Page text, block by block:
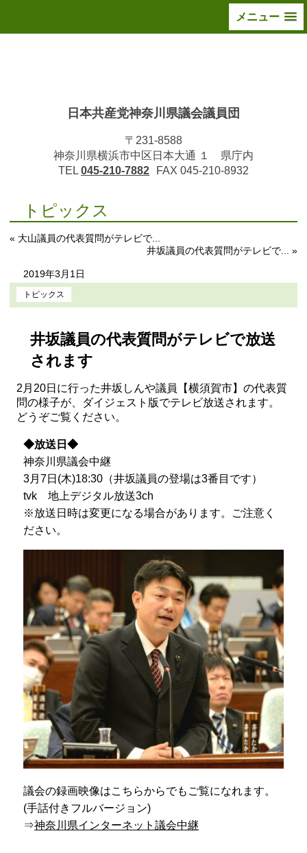
メニュー
日本共産党神奈川県議会議員団
〒231-8588
神奈川県横浜市中区日本大通 １ 県庁内
TEL045-210-7882 FAX 045-210-8932
トピックス
« 大山議員の代表質問がテレビで...
井坂議員の代表質問がテレビで... »
2019年3月1日
トピックス
井坂議員の代表質問がテレビで放送
されます
2月20日に行った井坂しんや議員【横須賀市】の代表質
問の様子が、ダイジェスト版でテレビ放送されます。
どうぞご覧ください。
◆放送日◆
神奈川県議会中継
3月7日(木)18:30（井坂議員の登場は3番目です）
tvk 地上デジタル放送3ch
※放送日時は変更になる場合があります。ご注意く
ださい。
議会の録画映像はこちらからでもご覧になれます。
(手話付きフルバージョン)
⇒神奈川県インターネット議会中継